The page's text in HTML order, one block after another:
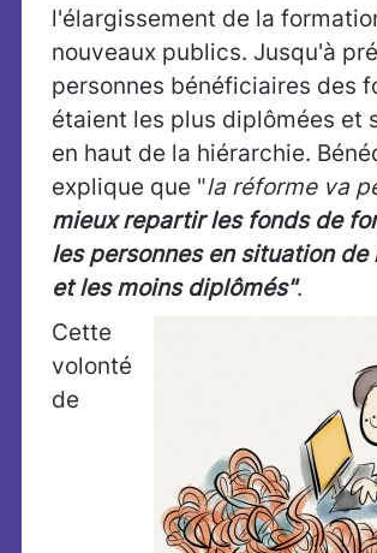
l'élargissement de la
nouveaux publics. Jusqu'à
personnes bénéficiaires des
étaient les plus diplômées et
en haut de la hiérarchie.
explique que "la réforme va
mieux repartir les fonds de
les personnes en situation
et les moins diplômés".
Cette
volonté
de